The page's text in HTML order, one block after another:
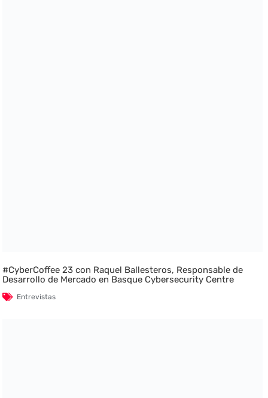
#CyberCoffee 23 con Raquel Ballesteros, Responsable de
Desarrollo de Mercado en Basque Cybersecurity Centre
Entrevistas